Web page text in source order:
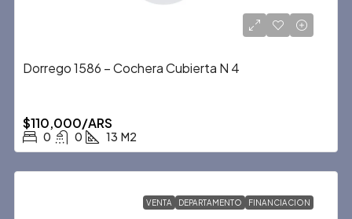
Dorrego 1586 – Cochera Cubierta N 4
$110,000/ARS
0 0 13 M2
VENTA DEPARTAMENTO FINANCIACION